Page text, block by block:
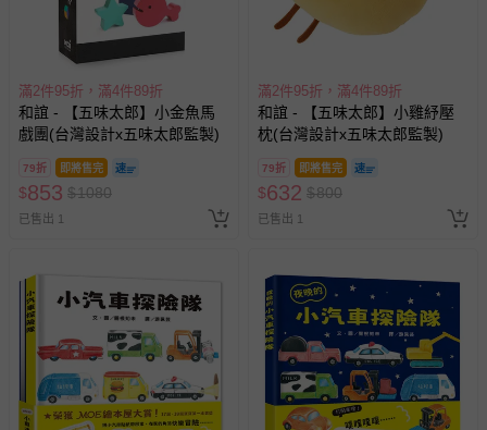
滿2件95折，滿4件89折
和誼 - 【五味太郎】小金魚馬
戲團(台灣設計x五味太郎監製)
79折 即將售完
$853 $1080
已售出 1
滿2件95折，滿4件89折
和誼 - 【五味太郎】小雞紓壓
枕(台灣設計x五味太郎監製)
79折 即將售完
$632 $800
已售出 1